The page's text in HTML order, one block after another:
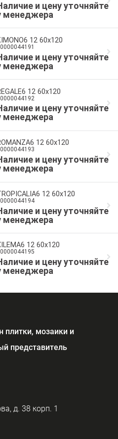
и цену уточняйте
менеджера
12 60x120
и цену уточняйте
менеджера
12 60x120
и цену уточняйте
менеджера
12 60x120
и цену уточняйте
менеджера
12 60x120
и цену уточняйте
менеджера
12 60x120
и цену уточняйте
менеджера
плитки, мозаики и
представитель
д. 38 корп. 1